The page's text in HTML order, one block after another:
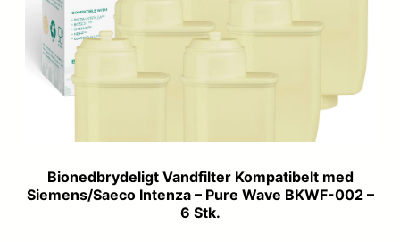
Bionedbrydeligt Vandfilter Kompatibelt med
Siemens/Saeco Intenza – Pure Wave BKWF-002 –
6 Stk.